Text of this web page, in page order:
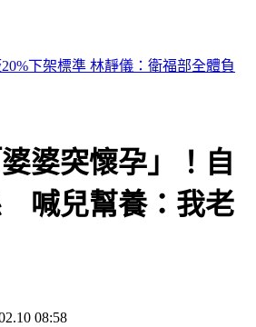
圈都來了 驚見大咖天后
婆突懷孕」！自
喊兒幫養：我老
08:58
08:58